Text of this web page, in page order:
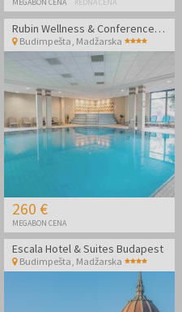
Rubin Wellness & Conference Hotel
Budimpešta Madžarska
260 €
MEGABON CENA
Escala Hotel & Suites Budapest
Budimpešta, Madžarska